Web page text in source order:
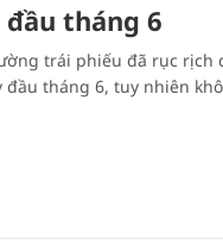
tháng 6
trái phiếu đã rục rịch
tháng 6, tuy nhiên